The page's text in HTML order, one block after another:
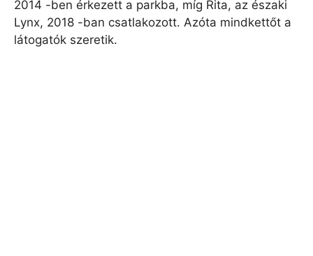
2014 -ben érkezett a parkba, míg Rita, az északi
Lynx, 2018 -ban csatlakozott. Azóta mindkettőt a
látogatók szeretik.